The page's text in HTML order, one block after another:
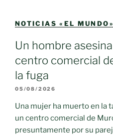
NOTICIAS «EL MUNDO»
Un hombre
centro comercial
la fuga
05/08/2026
Una mujer ha muerto en la
un centro comercial de
presuntamente por su